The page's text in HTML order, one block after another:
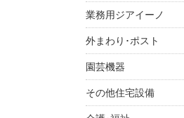
業務用ジアイーノ
外まわり･ポスト
園芸機器
その他住宅設備